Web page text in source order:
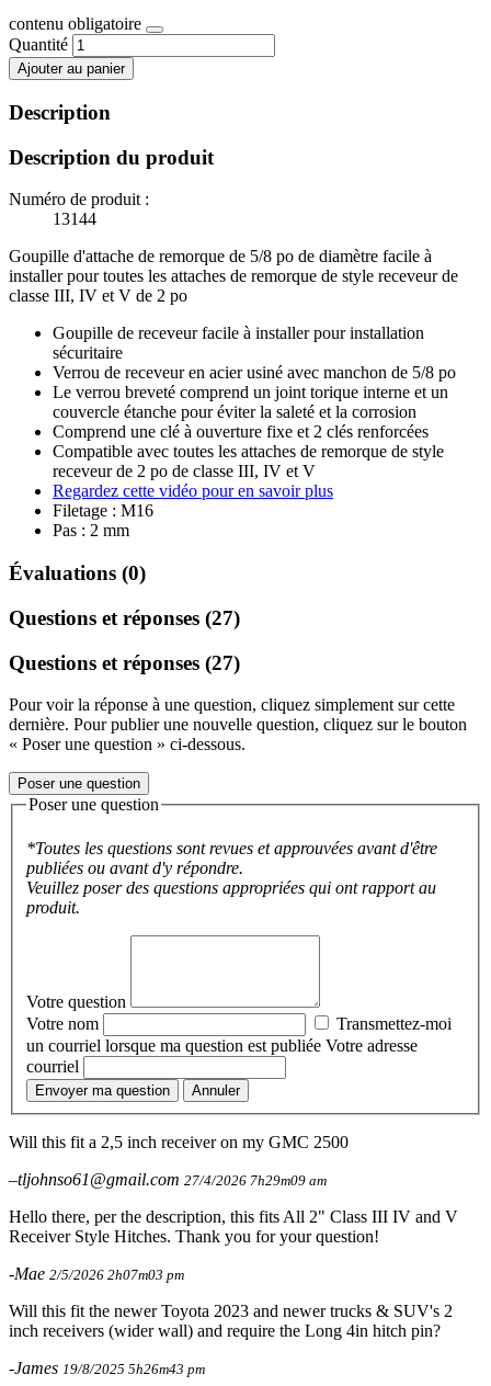
contenu obligatoire
Quantité
Ajouter au panier
Description
Description du produit
Numéro de produit :
13144
Goupille d'attache de remorque de 5/8 po de diamètre facile à
installer pour toutes les attaches de remorque de style receveur de
classe III, IV et V de 2 po
Goupille de receveur facile à installer pour installation
sécuritaire
Verrou de receveur en acier usiné avec manchon de 5/8 po
Le verrou breveté comprend un joint torique interne et un
couvercle étanche pour éviter la saleté et la corrosion
Comprend une clé à ouverture fixe et 2 clés renforcées
Compatible avec toutes les attaches de remorque de style
receveur de 2 po de classe III, IV et V
Regardez cette vidéo pour en savoir plus
Filetage : M16
Pas : 2 mm
Évaluations (0)
Questions et réponses (27)
Questions et réponses (27)
Pour voir la réponse à une question, cliquez simplement sur cette
dernière. Pour publier une nouvelle question, cliquez sur le bouton
« Poser une question » ci-dessous.
Poser une question
Poser une question
*Toutes les questions sont revues et approuvées avant d'être
publiées ou avant d'y répondre.
Veuillez poser des questions appropriées qui ont rapport au
produit.
Votre question
Votre nom
Transmettez-moi
un courriel lorsque ma question est publiée Votre adresse
courriel
Envoyer ma question Annuler
Will this fit a 2,5 inch receiver on my GMC 2500
–tljohnso61@gmail.com 27/4/2026 7h29m09 am
Hello there, per the description, this fits All 2" Class III IV and V
Receiver Style Hitches. Thank you for your question!
-Mae 2/5/2026 2h07m03 pm
Will this fit the newer Toyota 2023 and newer trucks & SUV's 2
inch receivers (wider wall) and require the Long 4in hitch pin?
-James 19/8/2025 5h26m43 pm